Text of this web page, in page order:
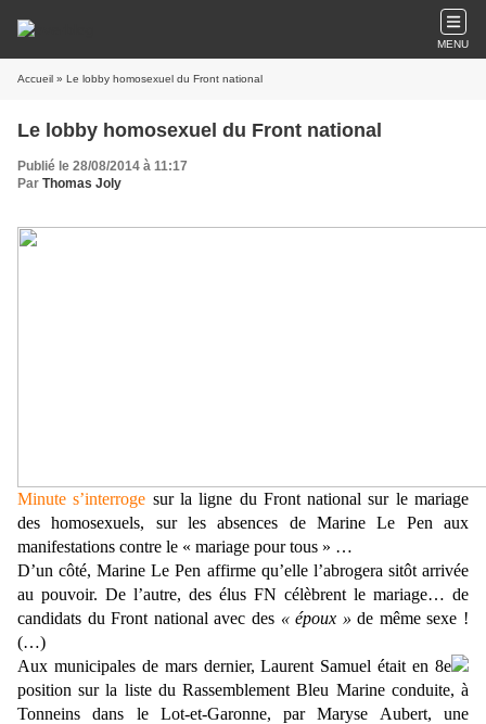
MENU
Accueil » Le lobby homosexuel du Front national
Le lobby homosexuel du Front national
Publié le 28/08/2014 à 11:17
Par Thomas Joly
Minute s’interroge sur la ligne du Front national sur le mariage
des homosexuels, sur les absences de Ma­rine Le Pen aux
manifestations contre le « mariage pour tous » …
D’un côté, Marine Le Pen affirme qu’elle l’abrogera sitôt arrivée
au pouvoir. De l’autre, des élus FN célèbrent le mariage… de
candidats du Front national avec des« époux » de même sexe !
(…)
Aux municipales de mars dernier, Laurent Samuel était en 8e
position sur la liste du Rassemblement Bleu Marine conduite, à
Tonneins dans le Lot-et-Garonne, par Maryse Aubert, une